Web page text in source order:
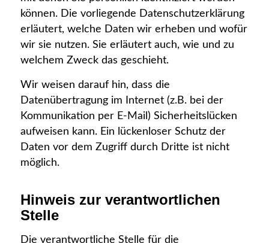
können. Die vorliegende Datenschutzerklärung
erläutert, welche Daten wir erheben und wofür
wir sie nutzen. Sie erläutert auch, wie und zu
welchem Zweck das geschieht.
Wir weisen darauf hin, dass die
Datenübertragung im Internet (z.B. bei der
Kommunikation per E-Mail) Sicherheitslücken
aufweisen kann. Ein lückenloser Schutz der
Daten vor dem Zugriff durch Dritte ist nicht
möglich.
Hinweis zur verantwortlichen
Stelle
Die verantwortliche Stelle für die